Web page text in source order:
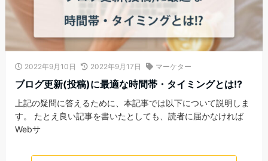
2022年9月10日 2022年9月17日 マーケター
ブログ更新(投稿)に最適な時間帯・タイミングとは!?
上記の疑問に答えるために、本記事では以下について説明しま
す。 たとえ良い記事を書いたとしても、読者に届かなければ
Webサ